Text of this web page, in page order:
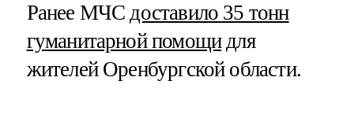
Ранее МЧСдоставило 35 тонн
гуманитарной помощидля
жителей Оренбургской области.